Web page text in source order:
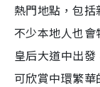
熱門地點，包括
不少本地人也
皇后大道中出
可欣賞中環繁華